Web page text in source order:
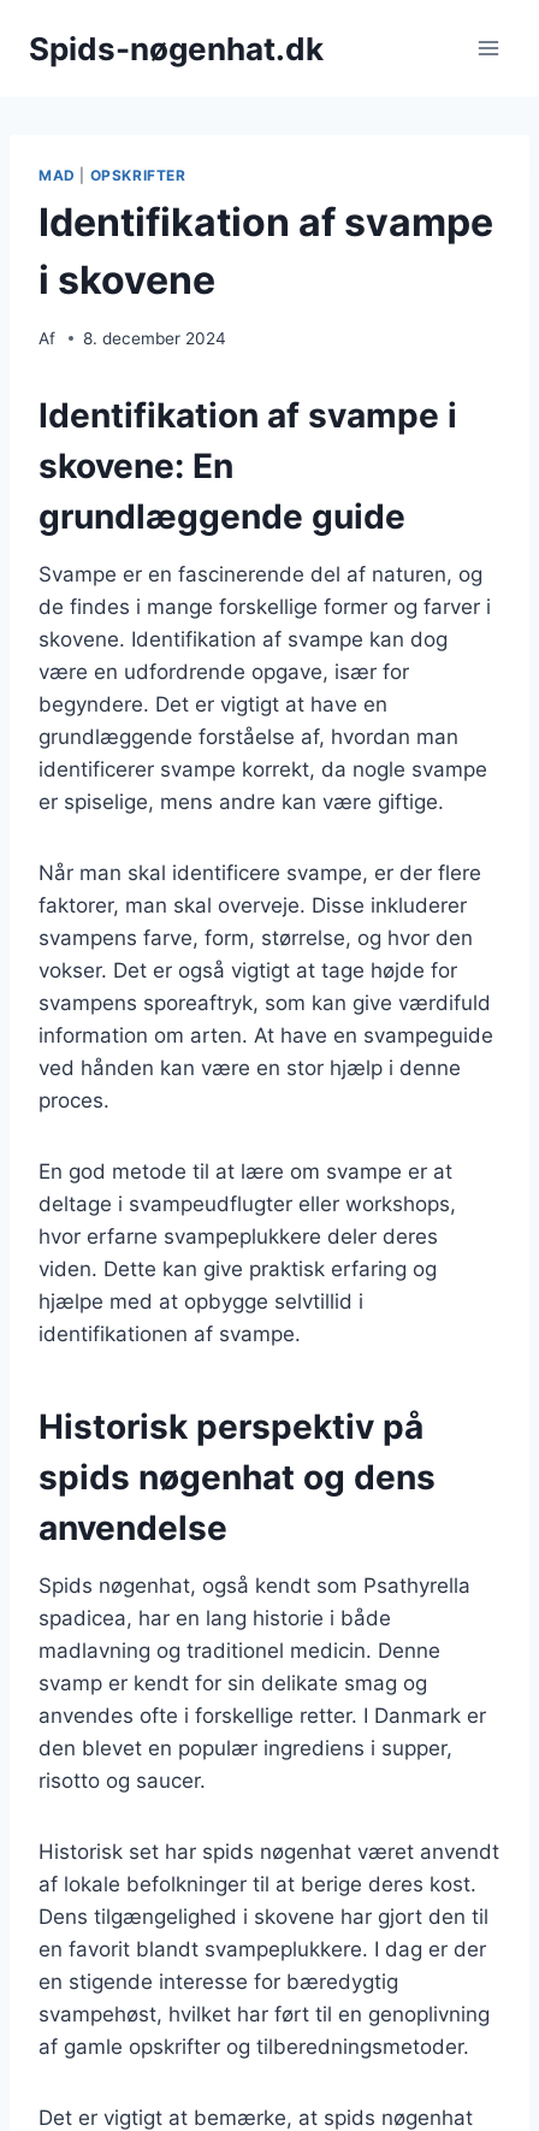
Spids-nøgenhat.dk
MAD OPSKRIFTER
Identifikation af svampe
i skovene
Af 8. december 2024
Identifikation af svampe i
skovene: En
grundlæggende guide
Svampe er en fascinerende del af naturen, og
de findes i mange forskellige former og farver i
skovene. Identifikation af svampe kan dog
være en udfordrende opgave, især for
begyndere. Det er vigtigt at have en
grundlæggende forståelse af, hvordan man
identificerer svampe korrekt, da nogle svampe
er spiselige, mens andre kan være giftige.
Når man skal identificere svampe, er der flere
faktorer, man skal overveje. Disse inkluderer
svampens farve, form, størrelse, og hvor den
vokser. Det er også vigtigt at tage højde for
svampens sporeaftryk, som kan give værdifuld
information om arten. At have en svampeguide
ved hånden kan være en stor hjælp i denne
proces.
En god metode til at lære om svampe er at
deltage i svampeudflugter eller workshops,
hvor erfarne svampeplukkere deler deres
viden. Dette kan give praktisk erfaring og
hjælpe med at opbygge selvtillid i
identifikationen af svampe.
Historisk perspektiv på
spids nøgenhat og dens
anvendelse
Spids nøgenhat, også kendt som Psathyrella
spadicea, har en lang historie i både
madlavning og traditionel medicin. Denne
svamp er kendt for sin delikate smag og
anvendes ofte i forskellige retter. I Danmark er
den blevet en populær ingrediens i supper,
risotto og saucer.
Historisk set har spids nøgenhat været anvendt
af lokale befolkninger til at berige deres kost.
Dens tilgængelighed i skovene har gjort den til
en favorit blandt svampeplukkere. I dag er der
en stigende interesse for bæredygtig
svampehøst, hvilket har ført til en genoplivning
af gamle opskrifter og tilberedningsmetoder.
Det er vigtigt at bemærke, at spids nøgenhat